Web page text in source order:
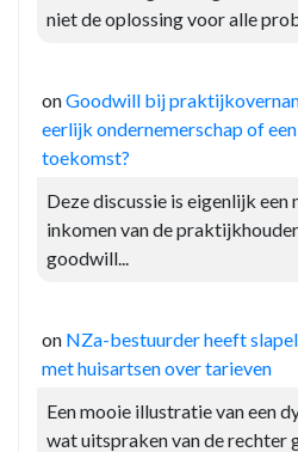
niet de oplossing voor alle
onGoodwill bij
eerlijk ondernemerschap of
toekomst?
Deze discussie is eigenlijk een
inkomen van de
goodwill...
on NZa-bestuurder heeft
met huisartsen over tarieven
Een mooie illustratie van een
wat uitspraken van de rechter